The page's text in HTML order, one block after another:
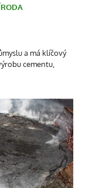
a má klíčový
cementu,